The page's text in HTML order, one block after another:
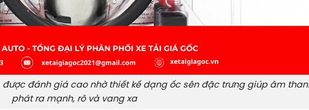
được đánh giá cao nhờ thiết kế dạng ốc sên đặc trưng giúp âm
phát ra mạnh, rõ và vang xa